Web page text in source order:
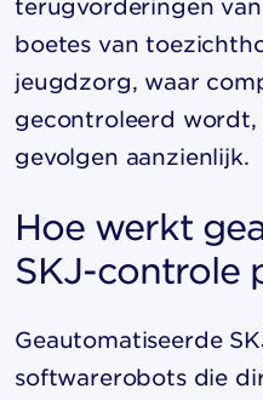
terugvorderingen
boetes van
jeugdzorg, waar
gecontroleerd wordt,
gevolgen aanzienlijk.
Hoe werkt
SKJ-controle
Geautomatiseerde
softwarerobots die